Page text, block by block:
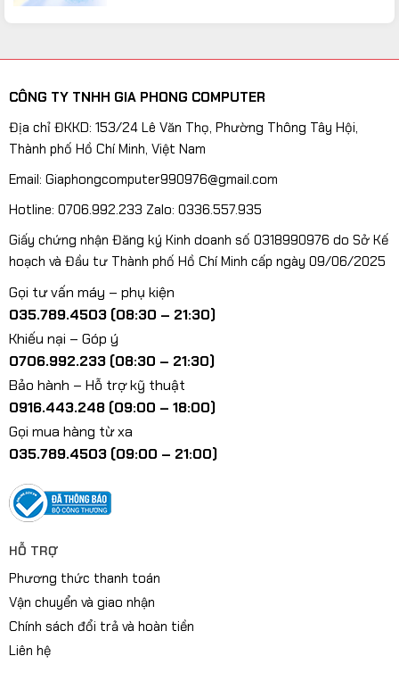
CÔNG TY TNHH GIA PHONG COMPUTER
Địa chỉ ĐKKD: 153/24 Lê Văn Thọ, Phường Thông Tây Hội,
Thành phố Hồ Chí Minh, Việt Nam
Email: Giaphongcomputer990976@gmail.com
Hotline: 0706.992.233 Zalo: 0336.557.935
Giấy chứng nhận Đăng ký Kinh doanh số 0318990976 do Sở Kế
hoạch và Đầu tư Thành phố Hồ Chí Minh cấp ngày 09/06/2025
Gọi tư vấn máy – phụ kiện
035.789.4503 (08:30 – 21:30)
Khiếu nại – Góp ý
0706.992.233 (08:30 – 21:30)
Bảo hành – Hỗ trợ kỹ thuật
0916.443.248 (09:00 – 18:00)
Gọi mua hàng từ xa
035.789.4503 (09:00 – 21:00)
HỖ TRỢ
Phương thức thanh toán
Vận chuyển và giao nhận
Chính sách đổi trả và hoàn tiền
Liên hệ